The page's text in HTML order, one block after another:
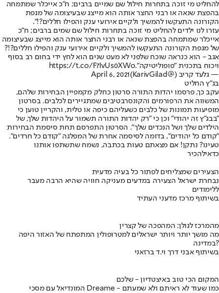
להחליט מי זוכה בתחרות חילול שם שמיים ברבים; ח"כ אייכלר שמתמחה
בהפצת שנאה או רבני החצר אותה הוא מייצג שבעיצומה של מגפת
הקורונה התעקשו להמשיך ולקיים אירועי ענק והפילו חללים?!".
עזרו לנו ילדים להחליט מי זוכה בתחרות חילול שם שמים ברבים; ח"כ
אייכלר שמתמחה בהפצת שנאה או רבני החצר אותה הוא מייצג שבעיצומה
של מגפת הקורונה התעקשו להמשיך ולקיים אירועי ענק והפילו חללים?!?
אגב - הוא כנראה שוכח שלפני לא מעט שנים הוא לחץ ידי בחום רב בסוף
ויכוח בתכנית "פופוליטיקה".https://t.co/F7IvUs0XWo
— גלעד קריב (@KarivGilad)
April 6, 2021
בג"ץ החליט
עקב כך, פרסמו יהדות התורה סרטון כחלק מקמפיין הבחירות שלהם,
המשווה את הרפורמים והקונסרבטיבים שמתגיירים לכלבים. בסרטון
מופיעות תמונות של כלבים כשעליהם כיפה או טלית, והקריין טוען כי
"בבג"ץ זה יהודי" וכן כי "רק יהדות התורה תשמור על היהדות שלך, של
הילדים שלך ושל הנכדים שלך". הסרטון התפרסם תחת סיסמת הבחירות
"קודם כל יהודים", בדומה לסיסמה אחרת של המפלגה "קודם כל חרדים".
טעינו? נתקן! אם מצאתם טעות בכתבה, נשמח שתשתפו אותנו
כדאילהכיר
הצעירים שמצליחים לפתור כל בעיה מדעית
נבחרת ישראל הצעירה במדעים מעניקה חוויה שהיא הרבה מעבר
ללימודים
בשיתוף מרכז מדעני העתיד
מהמרכז לגולן: המהפכה של קצרין
מה מושך יותר ויותר ישראלים למטרופולין המתפתח של האזור היפה
במדינה?
בשיתוף אבני דרך וי.ד ברזאני
המקום הכי טוב באיצטדיון - שלכם
המונדיאל עם מסכי Dreame - כמו שעוד לא ראיתם ולא שמעתם